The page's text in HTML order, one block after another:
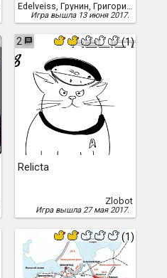
Edelveiss, Грунин, Григорий, Edelveiss (Григорий Грунин)
Игра вышла 13 июня 2017.
2 (1)
Relicta
Zlobot
Игра вышла 27 мая 2017.
(1)